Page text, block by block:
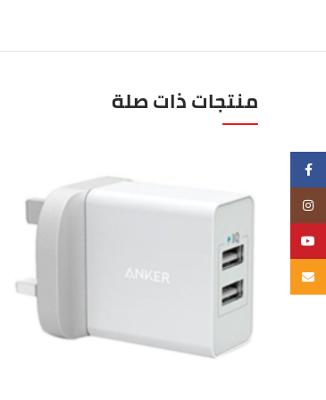
منتجات ذات صلة
Instagram